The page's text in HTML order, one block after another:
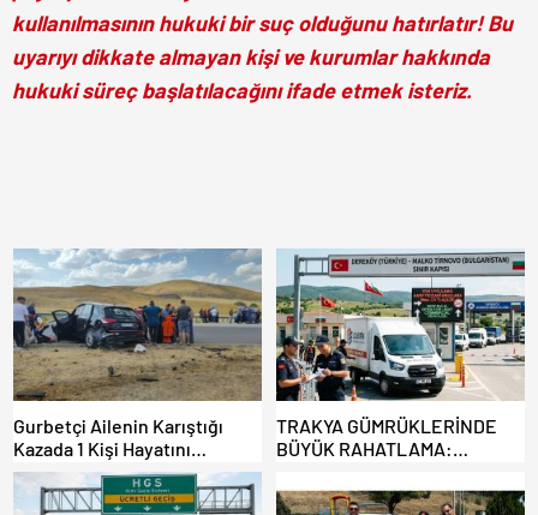
kullanılmasının hukuki bir suç olduğunu hatırlatır! Bu
uyarıyı dikkate almayan kişi ve kurumlar hakkında
hukuki süreç başlatılacağını ifade etmek isteriz.
Gurbetçi Ailenin Karıştığı
Kazada 1 Kişi Hayatını
Kaybederken, 7 kişi Yaralandı.
TRAKYA GÜMRÜKLERİNDE
BÜYÜK RAHATLAMA:
ARAÇLARA AÇILIYOR!